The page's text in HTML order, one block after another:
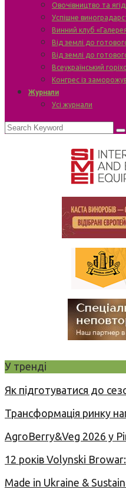
Овочівництво та
Успішне
Винний клуб
Від землі до
Від землі до
Всеукраїнський
Конгрес із
Журнали
Усі журнали
У тренді
Як підготуватися до
Трансформація ринку
AgroBerry&Veg 2026 у
12 років Volynski
Made in Ukraine &